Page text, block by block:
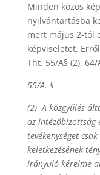
Minden közös
nyilvántartásba
mert május 2-tól
képviseletet.
Tht. 55/A§ (2), 64/
55/A. §
(2) A közgyűlés
az intézőbizottság
tevékenységet
keletkezésének
irányuló kérelme